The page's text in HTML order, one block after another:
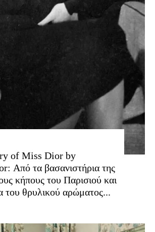
of Miss Dior by
Από τα βασανιστήρια της
κήπους του Παρισιού και
του θρυλικού αρώματος...